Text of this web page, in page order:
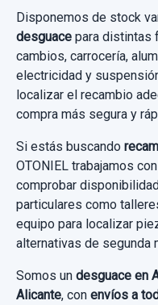
Disponemos de stock
desguace para distintas
cambios, carrocería,
electricidad y
localizar el recambio
compra más segura y
Si estás buscando
OTONIEL trabajamos
comprobar
particulares como
equipo para localizar
alternativas de segunda
Somos un desguace en
Alicante, con envíos a